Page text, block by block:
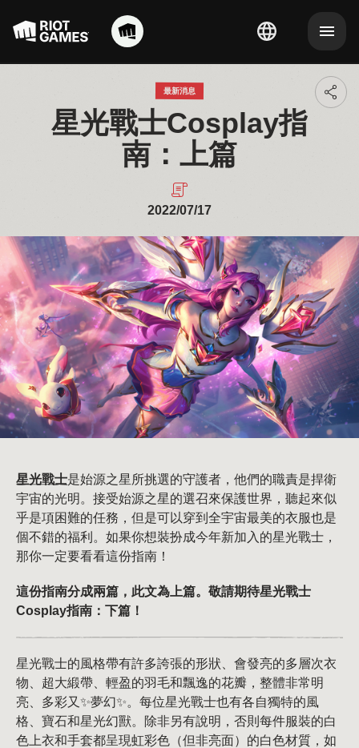
最新消息
星光戰士Cosplay指
南：上篇
2022/07/17
星光戰士是始源之星所挑選的守護者，他們的職責是捍衛
宇宙的光明。接受始源之星的選召來保護世界，聽起來似
乎是項困難的任務，但是可以穿到全宇宙最美的衣服也是
個不錯的福利。如果你想裝扮成今年新加入的星光戰士，
那你一定要看看這份指南！
這份指南分成兩篇，此文為上篇。敬請期待星光戰士
Cosplay指南：下篇！
星光戰士的風格帶有許多誇張的形狀、會發亮的多層次衣
物、超大緞帶、輕盈的羽毛和飄逸的花瓣，整體非常明
亮、多彩又✨夢幻✨。每位星光戰士也有各自獨特的風
格、寶石和星光幻獸。除非另有說明，否則每件服裝的白
色上衣和手套都呈現虹彩色（但非亮面）的白色材質，如